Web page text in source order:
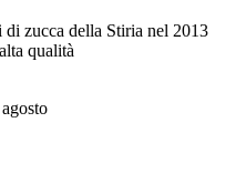
zucca della Stiria nel 2013
qualità